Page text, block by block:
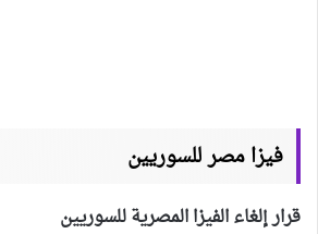
فيزا مصر للسوريين
قرار إلغاء الفيزا المصرية للسوريين